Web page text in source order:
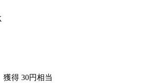
獲得 30円相当